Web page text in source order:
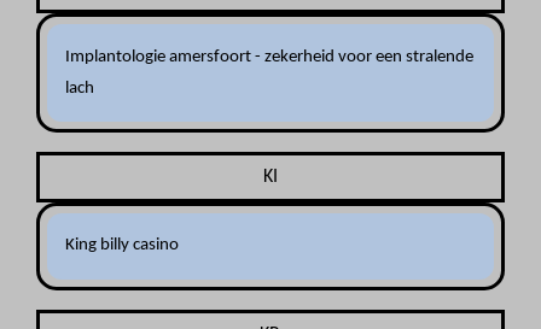
Implantologie amersfoort - zekerheid voor een stralende
lach
KI
King billy casino